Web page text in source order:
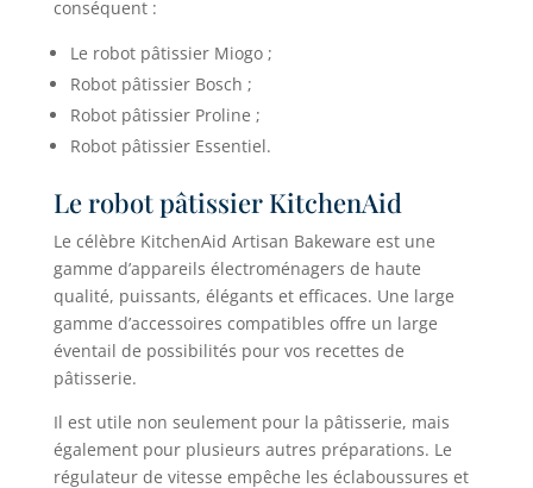
conséquent :
Le robot pâtissier Miogo ;
Robot pâtissier Bosch ;
Robot pâtissier Proline ;
Robot pâtissier Essentiel.
Le robot pâtissier KitchenAid
Le célèbre KitchenAid Artisan Bakeware est une
gamme d’appareils électroménagers de haute
qualité, puissants, élégants et efficaces. Une large
gamme d’accessoires compatibles offre un large
éventail de possibilités pour vos recettes de
pâtisserie.
Il est utile non seulement pour la pâtisserie, mais
également pour plusieurs autres préparations. Le
régulateur de vitesse empêche les éclaboussures et